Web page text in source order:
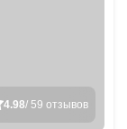
4.98/ 59 отзывов